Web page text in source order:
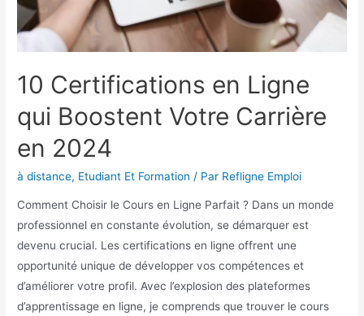
10 Certifications en Ligne
qui Boostent Votre Carrière
en 2024
à distance, Etudiant Et Formation / Par Refligne Emploi
Comment Choisir le Cours en Ligne Parfait ? Dans un monde
professionnel en constante évolution, se démarquer est
devenu crucial. Les certifications en ligne offrent une
opportunité unique de développer vos compétences et
d’améliorer votre profil. Avec l’explosion des plateformes
d’apprentissage en ligne, je comprends que trouver le cours